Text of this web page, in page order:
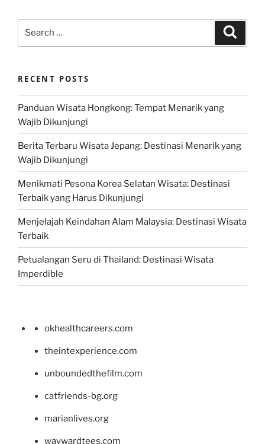
RECENT POSTS
Panduan Wisata Hongkong: Tempat Menarik yang
Wajib Dikunjungi
Berita Terbaru Wisata Jepang: Destinasi Menarik yang
Wajib Dikunjungi
Menikmati Pesona Korea Selatan Wisata: Destinasi
Terbaik yang Harus Dikunjungi
Menjelajah Keindahan Alam Malaysia: Destinasi Wisata
Terbaik
Petualangan Seru di Thailand: Destinasi Wisata
Imperdible
okhealthcareers.com
theintexperience.com
unboundedthefilm.com
catfriends-bg.org
marianlives.org
waywardtees.com